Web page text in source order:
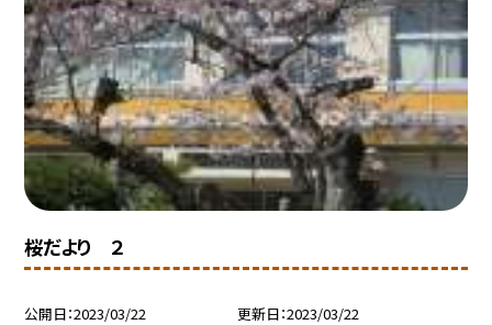
桜だより ２
公開日 2023/03/22 更新日 2023/03/22